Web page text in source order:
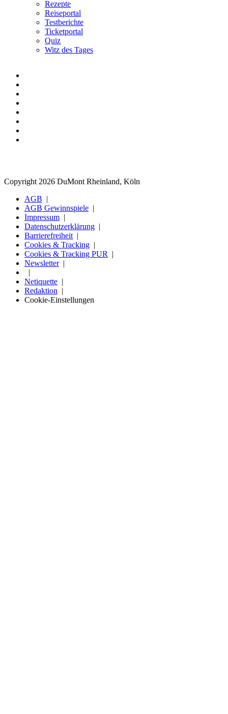
Rezepte
Reiseportal
Testberichte
Ticketportal
Quiz
Witz des Tages
Copyright 2026 DuMont Rheinland, Köln
AGB
AGB Gewinnspiele
Impressum
Datenschutzerklärung
Barrierefreiheit
Cookies & Tracking
Cookies & Tracking PUR
Newsletter
Netiquette
Redaktion
Cookie-Einstellungen